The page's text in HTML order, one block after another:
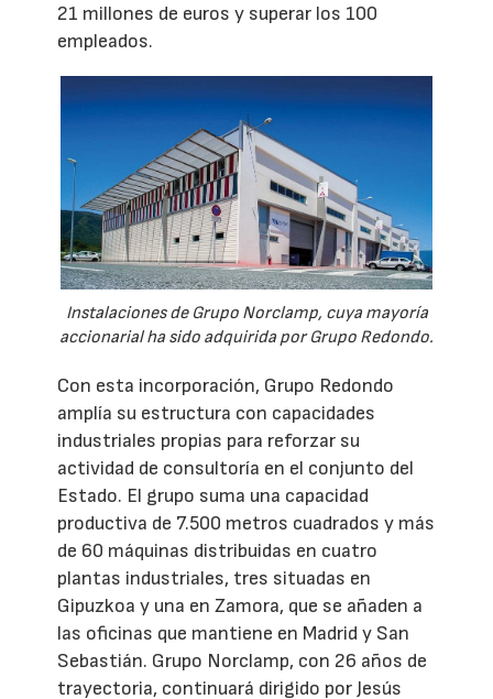
21 millones de euros y superar los 100
empleados.
Instalaciones de Grupo Norclamp, cuya mayoría
accionarial ha sido adquirida por Grupo Redondo.
Con esta incorporación, Grupo Redondo
amplía su estructura con capacidades
industriales propias para reforzar su
actividad de consultoría en el conjunto del
Estado. El grupo suma una capacidad
productiva de 7.500 metros cuadrados y más
de 60 máquinas distribuidas en cuatro
plantas industriales, tres situadas en
Gipuzkoa y una en Zamora, que se añaden a
las oficinas que mantiene en Madrid y San
Sebastián. Grupo Norclamp, con 26 años de
trayectoria, continuará dirigido por Jesús